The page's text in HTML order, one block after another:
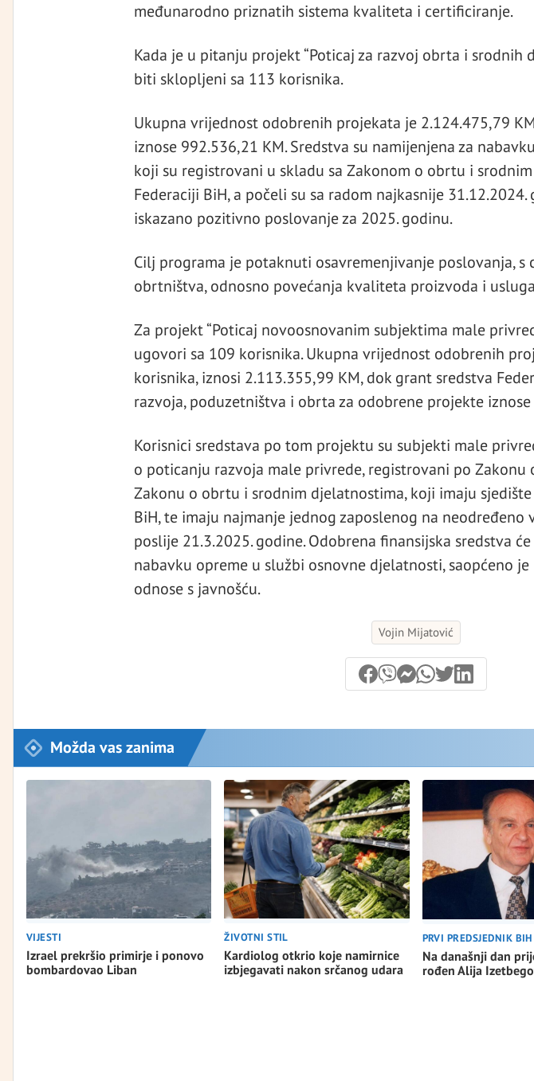
međunarodno priznatih sistema kvaliteta i certificiranje.
Kada je u pitanju projekt “Poticaj za razvoj obrta i srodnih
biti sklopljeni sa 113 korisnika.
Ukupna vrijednost odobrenih projekata je 2.124.475,79
iznose 992.536,21 KM. Sredstva su namijenjena za
koji su registrovani u skladu sa Zakonom o obrtu i
Federaciji BiH, a počeli su sa radom najkasnije 31.12.2024.
iskazano pozitivno poslovanje za 2025. godinu.
Cilj programa je potaknuti osavremenjivanje poslovanja, s
obrtništva, odnosno povećanja kvaliteta proizvoda i
Za projekt “Poticaj novoosnovanim subjektima male
ugovori sa 109 korisnika. Ukupna vrijednost odobrenih
korisnika, iznosi 2.113.355,99 KM, dok grant sredstva
razvoja, poduzetništva i obrta za odobrene projekte
Korisnici sredstava po tom projektu su subjekti male
o poticanju razvoja male privrede, registrovani po
Zakonu o obrtu i srodnim djelatnostima, koji imaju
BiH, te imaju najmanje jednog zaposlenog na neodređeno
poslije 21.3.2025. godine. Odobrena finansijska sredstva
nabavku opreme u službi osnovne djelatnosti, saopćeno je
odnose s javnošću.
Vojin Mijatović
Možda vas zanima
VIJESTI
Izrael prekršio primirje i ponovo
bombardovao Liban
ŽIVOTNI STIL
Kardiolog otkrio koje namirnice
izbjegavati nakon srčanog udara
PRVI PREDSJEDNIK BIH
Na današnji dan
rođen Alija